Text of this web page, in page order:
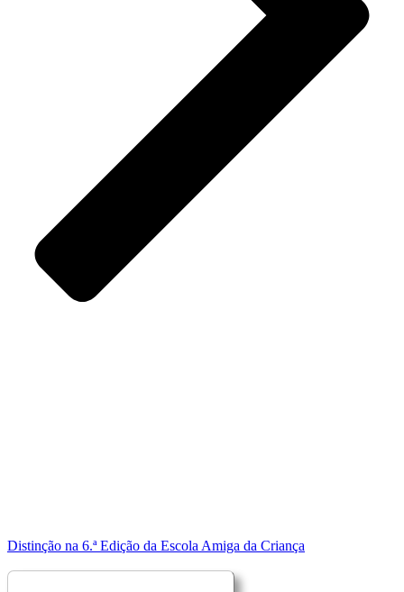
Distinção na 6.ª Edição da Escola Amiga da Criança